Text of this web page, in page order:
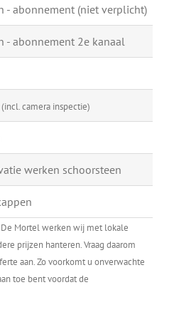
- abonnement (niet verplicht)
- abonnement 2e kanaal
(incl. camera inspectie)
werken schoorsteen
Mortel werken wij met lokale
prijzen hanteren. Vraag daarom
aan. Zo voorkomt u onverwachte
toe bent voordat de